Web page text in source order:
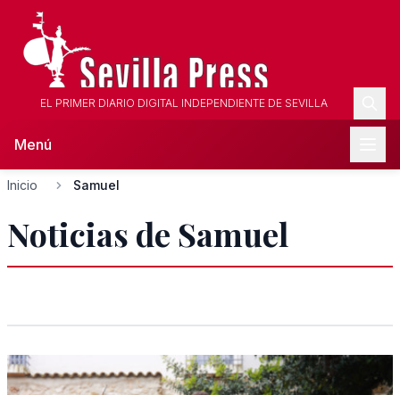
EL PRIMER DIARIO DIGITAL INDEPENDIENTE DE SEVILLA
Menú
Inicio Samuel
Noticias de Samuel